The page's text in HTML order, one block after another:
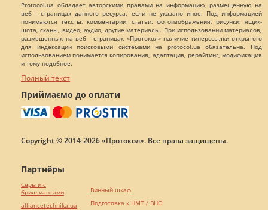
Protocol.ua обладает авторскими правами на информацию, размещенную на
веб - страницах данного ресурса, если не указано иное. Под информацией
понимаются тексты, комментарии, статьи, фотоизображения, рисунки, ящик-
шота, сканы, видео, аудио, другие материалы. При использовании материалов,
размещенных на веб - страницах «Протокол» наличие гиперссылки открытого
для индексации поисковыми системами на protocol.ua обязательна. Под
использованием понимается копирования, адаптация, рерайтинг, модификация
и тому подобное.
Полный текст
Приймаємо до оплати
Copyright © 2014-2026 «Протокол». Все права защищены.
Партнёры
Серьги с
бриллиантами
alliancetechnika.ua
Винный шкаф
Подготовка к НМТ / ВНО